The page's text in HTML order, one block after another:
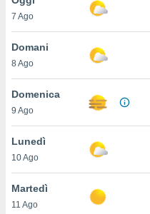
è
al sito
di
ci
di
il
un
7 Ago
Domani
8 Ago
Domenica
9 Ago
Lunedì
10 Ago
Martedì
11 Ago